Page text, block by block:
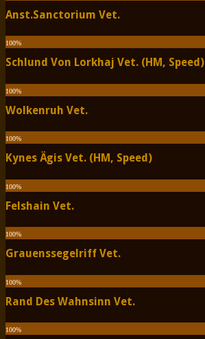
Anst.Sanctorium Vet.
100%
Schlund Von Lorkhaj Vet. (HM, Speed)
100%
Wolkenruh Vet.
100%
Kynes Ägis Vet. (HM, Speed)
100%
Felshain Vet.
100%
Grauenssegelriff Vet.
100%
Rand Des Wahnsinn Vet.
100%